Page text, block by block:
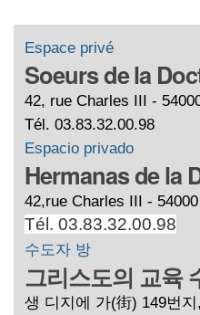
Espace privé
Soeurs de la
42, rue Charles III -
Tél. 03.83.32.00.98
Espacio privado
Hermanas de la
42,rue Charles III -
Tél. 03.83.32.00.98
수도자 방
그리스도의 교육
생 디지에 가(街) 149번지